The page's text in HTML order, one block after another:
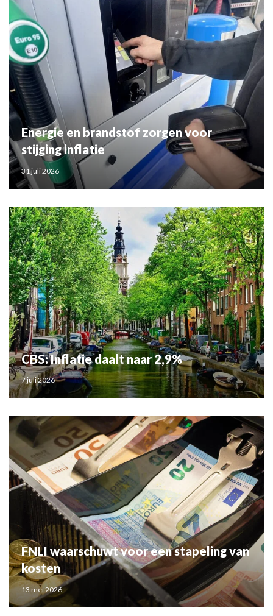
Energie en brandstof zorgen voor
stijging inflatie
31 juli 2026
CBS: Inflatie daalt naar 2,9%
7 juli 2026
FNLI waarschuwt voor een stapeling van
kosten
13 mei 2026